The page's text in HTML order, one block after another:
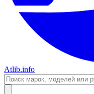
Atlib.info